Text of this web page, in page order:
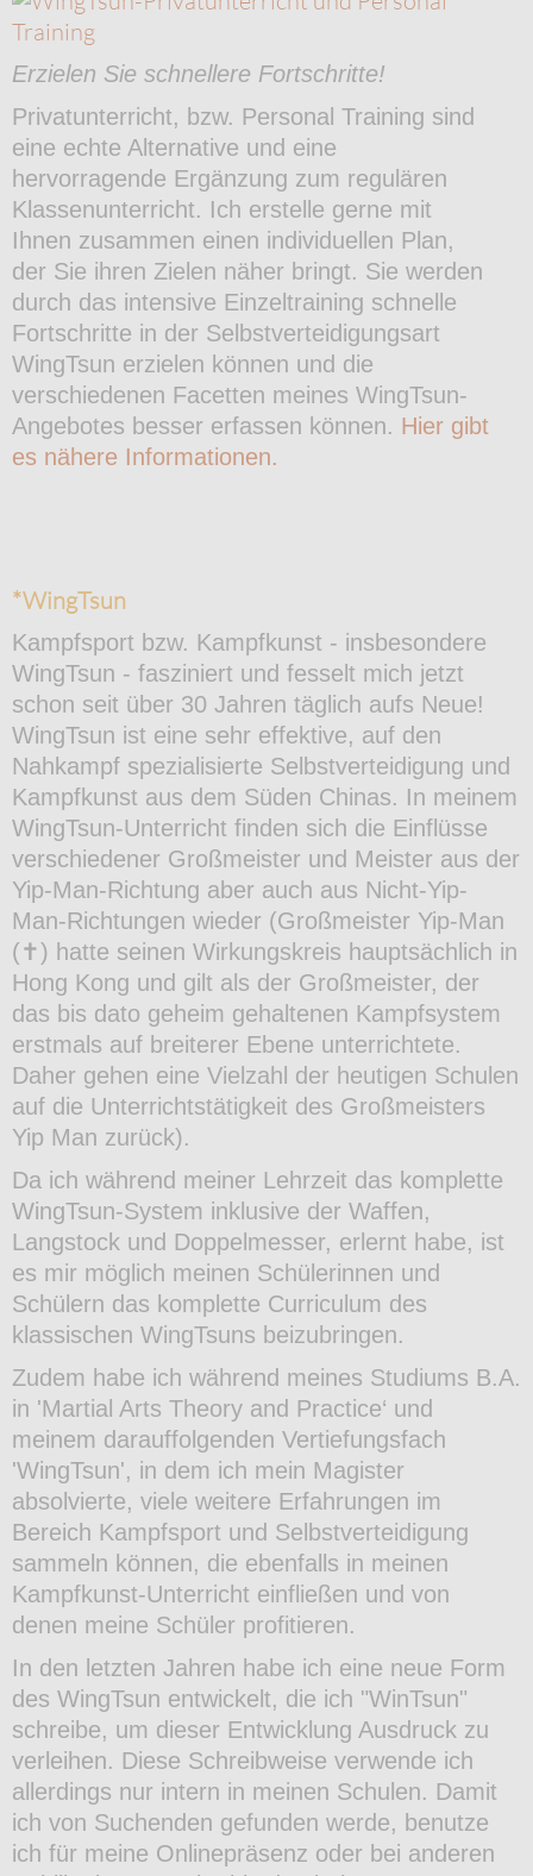
Erzielen Sie schnellere Fortschritte!
Privatunterricht, bzw. Personal Training sind
eine echte Alternative und eine
hervorragende Ergänzung zum regulären
Klassenunterricht. Ich erstelle gerne mit
Ihnen zusammen einen individuellen Plan,
der Sie ihren Zielen näher bringt. Sie werden
durch das intensive Einzeltraining schnelle
Fortschritte in der Selbstverteidigungsart
WingTsun erzielen können und die
verschiedenen Facetten meines WingTsun-
Angebotes besser erfassen können. Hier gibt
es nähere Informationen.
*WingTsun
Kampfsport bzw. Kampfkunst - insbesondere
WingTsun - fasziniert und fesselt mich jetzt
schon seit über 30 Jahren täglich aufs Neue!
WingTsun ist eine sehr effektive, auf den
Nahkampf spezialisierte Selbstverteidigung und
Kampfkunst aus dem Süden Chinas. In meinem
WingTsun-Unterricht finden sich die Einflüsse
verschiedener Großmeister und Meister aus der
Yip-Man-Richtung aber auch aus Nicht-Yip-
Man-Richtungen wieder (Großmeister Yip-Man
(✝) hatte seinen Wirkungskreis hauptsächlich in
Hong Kong und gilt als der Großmeister, der
das bis dato geheim gehaltenen Kampfsystem
erstmals auf breiterer Ebene unterrichtete.
Daher gehen eine Vielzahl der heutigen Schulen
auf die Unterrichtstätigkeit des Großmeisters
Yip Man zurück).
Da ich während meiner Lehrzeit das komplette
WingTsun-System inklusive der Waffen,
Langstock und Doppelmesser, erlernt habe, ist
es mir möglich meinen Schülerinnen und
Schülern das komplette Curriculum des
klassischen WingTsuns beizubringen.
Zudem habe ich während meines Studiums B.A.
in 'Martial Arts Theory and Practice‘ und
meinem darauffolgenden Vertiefungsfach
'WingTsun', in dem ich mein Magister
absolvierte, viele weitere Erfahrungen im
Bereich Kampfsport und Selbstverteidigung
sammeln können, die ebenfalls in meinen
Kampfkunst-Unterricht einfließen und von
denen meine Schüler profitieren.
In den letzten Jahren habe ich eine neue Form
des WingTsun entwickelt, die ich "WinTsun"
schreibe, um dieser Entwicklung Ausdruck zu
verleihen. Diese Schreibweise verwende ich
allerdings nur intern in meinen Schulen. Damit
ich von Suchenden gefunden werde, benutze
ich für meine Onlinepräsenz oder bei anderen